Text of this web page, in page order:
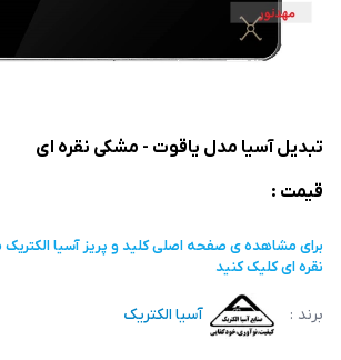
تبدیل آسیا مدل یاقوت - مشکی نقره ای
قیمت :
برای مشاهده ی صفحه اصلیکلید و پریز آسیا
نقره ایکلیک کنید
برند : آسیا الکتریک